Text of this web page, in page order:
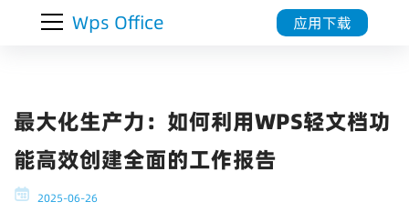
Wps Office 应用下载
最大化生产力：如何利用WPS轻文档功
能高效创建全面的工作报告
2025-06-26